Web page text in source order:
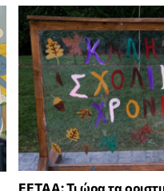
ΕΕΤΑΑ: Τι ώρα τα